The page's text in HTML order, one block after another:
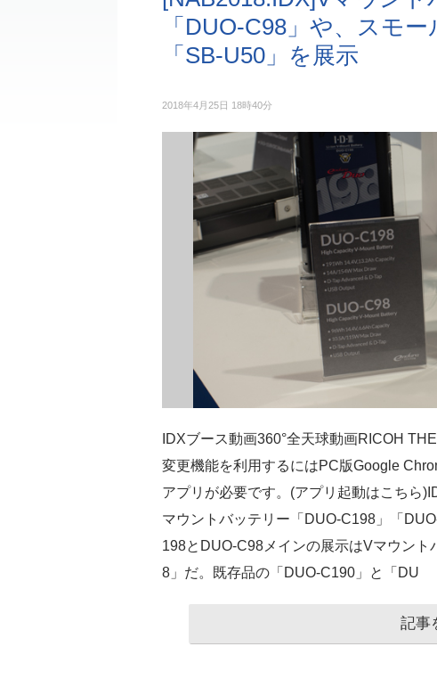
「DUO-C98」や、スモ
「SB-U50」を展示
2018年4月25日 18時40分
IDXブース動画360°全天球動画RICOH
変更機能を利用するにはPC版Google
アプリが必要です。(アプリ起動はこちら
マウントバッテリー「DUO-C198」「
198とDUO-C98メインの展示はVマウン
8」だ。既存品の「DUO-C190」と「DU
記事